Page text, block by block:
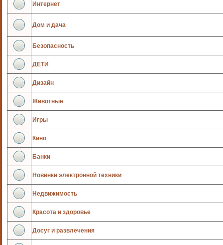
Интернет
Дом и дача
Безопасность
ДЕТИ
Дизайн
Животные
Игры
Кино
Банки
Новинки электронной техники
Недвижимость
Красота и здоровье
Досуг и развлечения